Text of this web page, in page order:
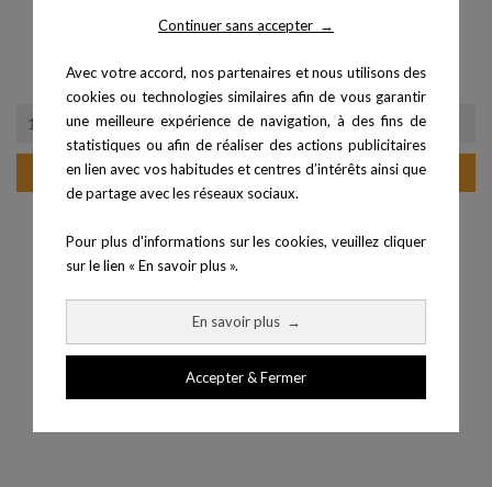
Continuer sans accepter →
Avec votre accord, nos partenaires et nous utilisons des
cookies ou technologies similaires afin de vous garantir
une meilleure expérience de navigation, à des fins de
statistiques ou afin de réaliser des actions publicitaires
en lien avec vos habitudes et centres d’intérêts ainsi que
de partage avec les réseaux sociaux.
Pour plus d'informations sur les cookies, veuillez cliquer
sur le lien « En savoir plus ».
En savoir plus →
Accepter & Fermer
Licence 2 ans et 4 montres
Prix
691,20 €
Ajouter au panier
Licence 2 ans et 8 montres
Prix
1 106,40 €
Ajouter au panier